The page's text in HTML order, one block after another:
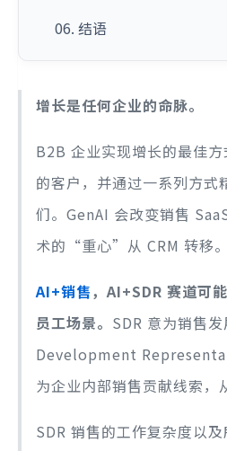
06. 结语
增长是任何企业的命脉。
B2B 企业实现增长的最佳
的客户，并通过一系列方式
们。GenAI 会改变销售
术的“重心”从 CRM 转移。
AI+销售，AI+SDR 赛道可
员工场景。 SDR 意为销售
Development
为企业内部销售贡献线索，
SDR 销售的工作复杂度以